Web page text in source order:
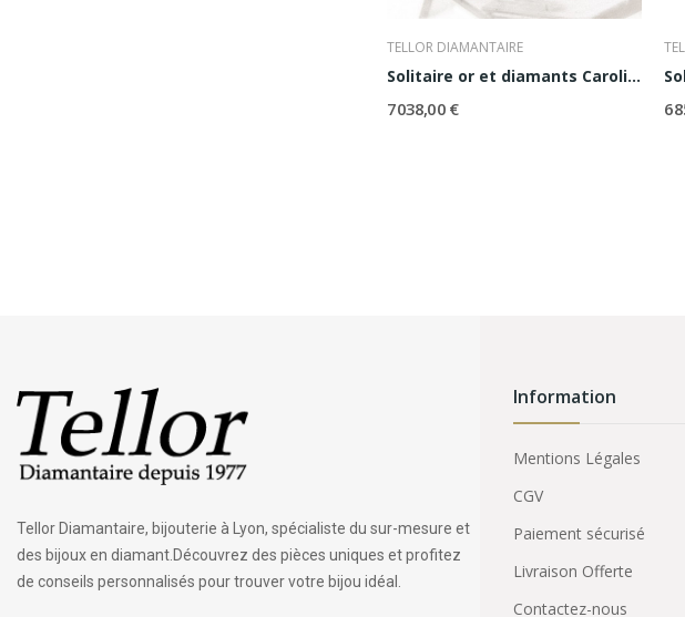
TELLOR DIAMANTAIRE
Solitaire or et diamants Caroline
7 038,00 € 6
Tellor Diamantaire, bijouterie à Lyon, spécialiste du sur-mesure et
des bijoux en diamant.Découvrez des pièces uniques et profitez
de conseils personnalisés pour trouver votre bijou idéal.
Information
Mentions Légales
CGV
Paiement sécurisé
Livraison Offerte
Contactez-nous